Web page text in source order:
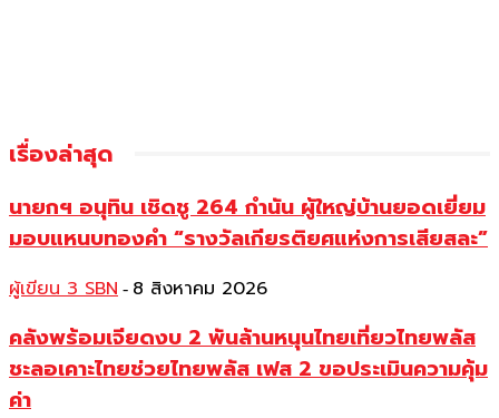
เรื่องล่าสุด
นายกฯ อนุทิน เชิดชู 264 กำนัน ผู้ใหญ่บ้านยอดเยี่ยม
มอบแหนบทองคำ “รางวัลเกียรติยศแห่งการเสียสละ”
ผู้เขียน 3 SBN - 8 สิงหาคม 2026
คลังพร้อมเจียดงบ 2 พันล้านหนุนไทยเที่ยวไทยพลัส
ชะลอเคาะไทยช่วยไทยพลัส เฟส 2 ขอประเมินความคุ้ม
ค่า